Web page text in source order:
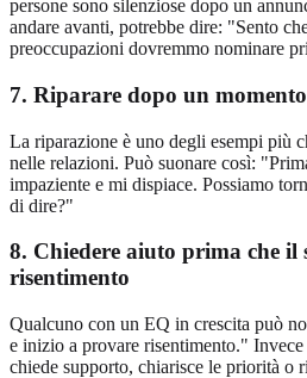
persone sono silenziose dopo un
andare avanti, potrebbe dire: "Sento
preoccupazioni dovremmo nominare
7. Riparare dopo un
La riparazione è uno degli esempi più
nelle relazioni. Può suonare così:
impaziente e mi dispiace. Possiamo
di dire?"
8. Chiedere aiuto prima che il
risentimento
Qualcuno con un EQ in crescita può
e inizio a provare risentimento."
chiede supporto, chiarisce le priorità o